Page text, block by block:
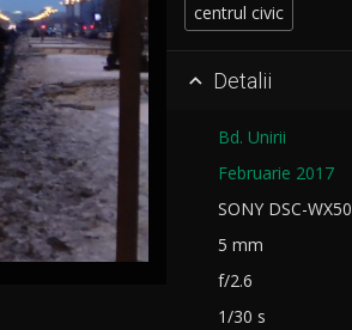
centrul civic
 Detalii
Bd. Unirii
Februarie 2017
SONY DSC-WX50
5 mm
f/2.6
1/30 s